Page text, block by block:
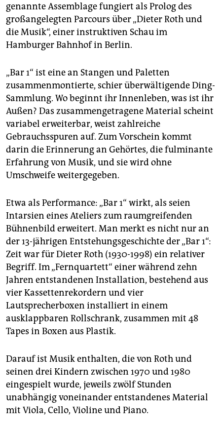
epaper login
genannte Assemblage fungiert als Prolog des
großangelegten Parcours über „Dieter Roth und
die Musik“, einer instruktiven Schau im
Hamburger Bahnhof in Berlin.
„Bar 1“ ist eine an Stangen und Paletten
zusammenmontierte, schier überwältigende Ding-
Sammlung. Wo beginnt ihr Innenleben, was ist ihr
Außen? Das zusammengetragene Material scheint
variabel erweiterbar, weist zahlreiche
Gebrauchsspuren auf. Zum Vorschein kommt
darin die Erinnerung an Gehörtes, die fulminante
Erfahrung von Musik, und sie wird ohne
Umschweife weitergegeben.
Etwa als Performance: „Bar 1“ wirkt, als seien
Intarsien eines Ateliers zum raumgreifenden
Bühnenbild erweitert. Man merkt es nicht nur an
der 13-jährigen Entstehungsgeschichte der „Bar 1“:
Zeit war für Dieter Roth (1930-1998) ein relativer
Begriff. Im „Fernquartett“ einer während zehn
Jahren entstandenen Installation, bestehend aus
vier Kassettenrekordern und vier
Lautsprecherboxen installiert in einem
ausklappbaren Rollschrank, zusammen mit 48
Tapes in Boxen aus Plastik.
Darauf ist Musik enthalten, die von Roth und
seinen drei Kindern zwischen 1970 und 1980
eingespielt wurde, jeweils zwölf Stunden
unabhängig voneinander entstandenes Material
mit Viola, Cello, Violine und Piano.